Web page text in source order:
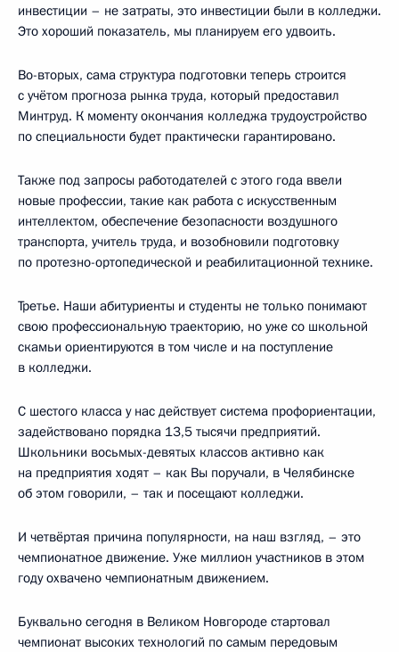
инвестиции – не затраты, это инвестиции были в колледжи.
Это хороший показатель, мы планируем его удвоить.
Во-вторых, сама структура подготовки теперь строится
с учётом прогноза рынка труда, который предоставил
Минтруд. К моменту окончания колледжа трудоустройство
по специальности будет практически гарантировано.
Также под запросы работодателей с этого года ввели
новые профессии, такие как работа с искусственным
интеллектом, обеспечение безопасности воздушного
транспорта, учитель труда, и возобновили подготовку
по протезно-ортопедической и реабилитационной технике.
Третье. Наши абитуриенты и студенты не только понимают
свою профессиональную траекторию, но уже со школьной
скамьи ориентируются в том числе и на поступление
в колледжи.
С шестого класса у нас действует система профориентации,
задействовано порядка 13,5 тысячи предприятий.
Школьники восьмых-девятых классов активно как
на предприятия ходят – как Вы поручали, в Челябинске
об этом говорили, – так и посещают колледжи.
И четвёртая причина популярности, на наш взгляд, – это
чемпионатное движение. Уже миллион участников в этом
году охвачено чемпионатным движением.
Буквально сегодня в Великом Новгороде стартовал
чемпионат высоких технологий по самым передовым